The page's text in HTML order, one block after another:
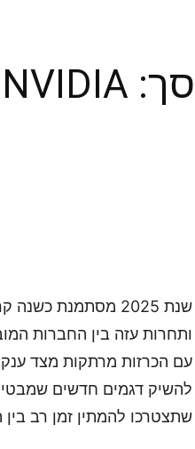
שנת 2025 מסתמנת
ותחרות עזה בין החברות
להשיק דגמים חדשים
שתצטרכו להמתין זמן רב